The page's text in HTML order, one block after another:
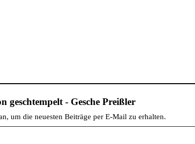
geschtempelt - Gesche Preißler
um die neuesten Beiträge per E-Mail zu erhalten.